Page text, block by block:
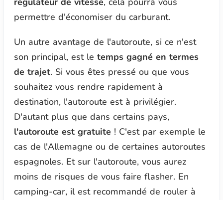
permettre d'économiser du carburant.
Un autre avantage de l'autoroute, si ce n'est
son principal, est le temps gagné en termes
de trajet. Si vous êtes pressé ou que vous
souhaitez vous rendre rapidement à
destination, l'autoroute est à privilégier.
D'autant plus que dans certains pays,
l'autoroute est gratuite ! C'est par exemple le
cas de l'Allemagne ou de certaines autoroutes
espagnoles. Et sur l'autoroute, vous aurez
moins de risques de vous faire flasher. En
camping-car, il est recommandé de rouler à